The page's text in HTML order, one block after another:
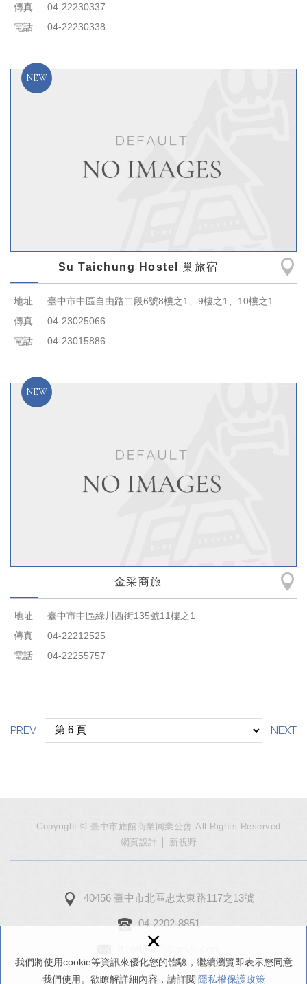
我們將使用cookie等資訊來優化您的體驗，繼續瀏覽即表示您同意
我們使用。欲瞭解詳細內容，請詳閱 隱私權保護政策
×
傳真
04-22230337
電話
04-22230338
Su Taichung Hostel 巢旅宿
地址
臺中市中區自由路二段6號8樓之1、9樓之1、10樓之1
傳真
04-23025066
電話
04-23015886
金采商旅
地址
臺中市中區綠川西街135號11樓之1
傳真
04-22212525
電話
04-22255757
PREV NEXT
Copyright © 臺中市旅館商業同業公會 All Rights Reserved
網頁設計
│ 新視野
40456 臺中市北區忠太東路117之13號
04-2202-8851
thotel8692@gmail.com